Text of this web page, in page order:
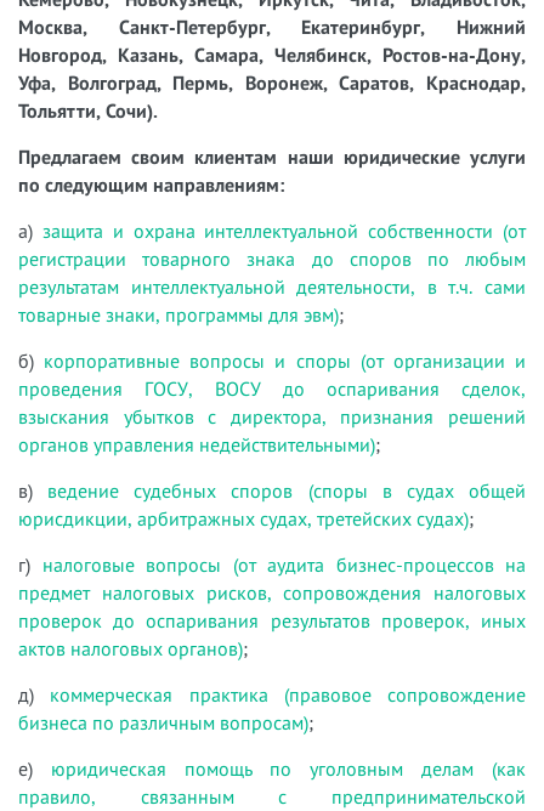
Москва, Санкт-Петербург, Екатеринбург, Нижний
Новгород, Казань, Самара, Челябинск, Ростов-на-Дону,
Уфа, Волгоград, Пермь, Воронеж, Саратов, Краснодар,
Тольятти, Сочи).
Предлагаем своим клиентам наши юридические услуги
по следующим направлениям:
а) защита и охрана интеллектуальной собственности (от
регистрации товарного знака до споров по любым
результатам интеллектуальной деятельности, в т.ч. сами
товарные знаки, программы для эвм);
б) корпоративные вопросы и споры (от организации и
проведения ГОСУ, ВОСУ до оспаривания сделок,
взыскания убытков с директора, признания решений
органов управления недействительными);
в) ведение судебных споров (споры в судах общей
юрисдикции, арбитражных судах, третейских судах);
г) налоговые вопросы (от аудита бизнес-процессов на
предмет налоговых рисков, сопровождения налоговых
проверок до оспаривания результатов проверок, иных
актов налоговых органов);
д) коммерческая практика (правовое сопровождение
бизнеса по различным вопросам);
е) юридическая помощь по уголовным делам (как
правило, связанным с предпринимательской